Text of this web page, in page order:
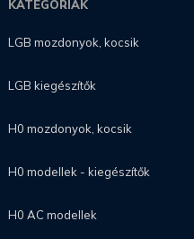
KATEGÓRIÁK
LGB mozdonyok, kocsik
LGB kiegészítők
H0 mozdonyok, kocsik
H0 modellek - kiegészítők
H0 AC modellek